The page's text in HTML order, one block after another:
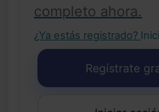
completo ahora.
¿Ya estás registrado?
Regístrate